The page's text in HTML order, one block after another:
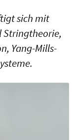
sich mit
Stringtheorie,
Yang-Mills-